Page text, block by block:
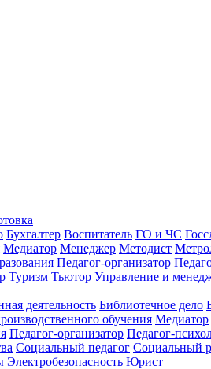
Бухгалтер Воспитатель ГО и ЧС
Медиатор Менеджер Методист
Педагог-организатор
Туризм Тьютор Управление и
деятельность Библиотечное дело
обучения Медиатор
Педагог-организатор Педагог-
Социальный педагог Социальный
Электробезопасность Юрист